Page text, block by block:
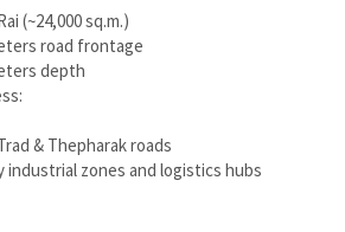
(~24,000 sq.m.)
road frontage
depth
& Thepharak roads
industrial zones and logistics hubs